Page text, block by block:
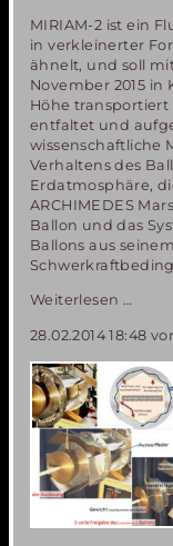
MIRIAM-2 ist ein
in verkleinerter
ähnelt, und soll
November 2015 in
Höhe
entfaltet und
wissenschaftliche
Verhaltens des
Erdatmosphäre,
ARCHIMEDES
Ballon und das
Ballons aus
Weiterlesen …
an
in
im
28.02.2014 18:48